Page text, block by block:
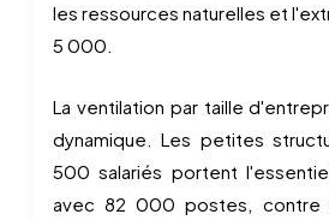
les ressources naturelles et
5 000.
La ventilation par taille
dynamique. Les petites
500 salariés portent
avec 82 000 postes,